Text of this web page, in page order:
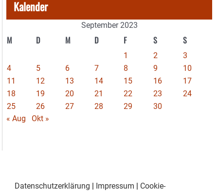
Kalender
September 2023
M D M D F S S
1 2
3
4
5 6 7 8 9
10
11
12 13 14 15 16
17
18
19 20 21 22 23
24
25
26 27 28 29
30
« Aug
Okt »
Datenschutzerklärung Impressum Cookie-